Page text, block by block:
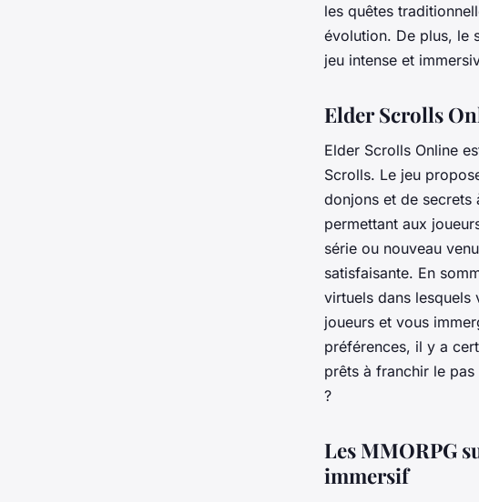
les quêtes
évolution. De plus, le
jeu intense et
Elder Scrolls
Elder Scrolls Online
Scrolls. Le jeu
donjons et de secrets
permettant aux
série ou nouveau
satisfaisante. En
virtuels dans lesquels
joueurs et vous
préférences, il y a
prêts à franchir le pas
?
Les MMORPG
immersif